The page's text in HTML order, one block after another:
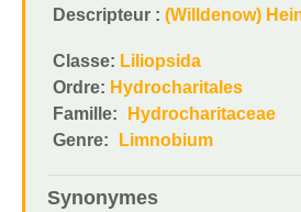
Descripteur : (Willdenow)
Classe: Liliopsida
Ordre: Hydrocharitales
Famille:
Hydrocharitaceae
Genre:
Limnobium
Synonymes